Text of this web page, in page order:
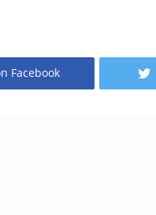
Facebook